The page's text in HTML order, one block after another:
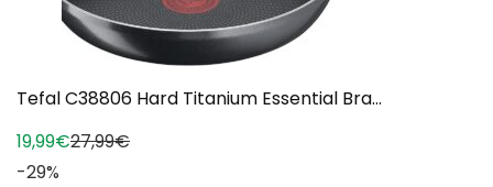
Tefal C38806 Hard Titanium Essential Bra...
19,99€27,99€
-29%